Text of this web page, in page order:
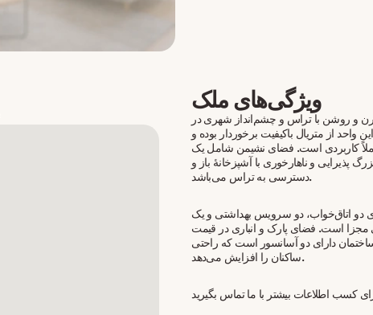
ویژگی‌های ملک
و روشن با تراس و چشم‌انداز شهری در
واحد از متریال باکیفیت برخوردار بوده و
کاربردی است. فضای نشیمن شامل یک
پذیرایی و ناهارخوری با آشپزخانهٔ باز و
دسترسی به تراس می‌باشد.
دو اتاق‌خواب، دو سرویس بهداشتی و یک
مجزا است. فضای پارک و انباری در قیمت
دارای دو آسانسور است که راحتی
ساکنان را افزایش می‌دهد.